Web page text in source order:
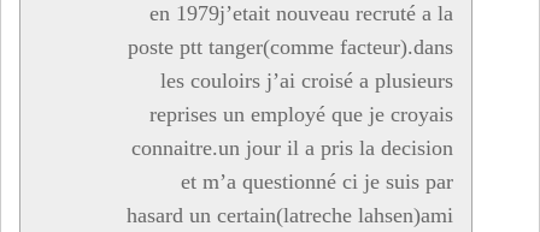
en 1979j’etait nouveau recruté a la
poste ptt tanger(comme facteur).dans
les couloirs j’ai croisé a plusieurs
reprises un employé que je croyais
connaitre.un jour il a pris la decision
et m’a questionné ci je suis par
hasard un certain(latreche lahsen)ami